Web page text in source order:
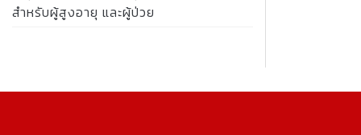
สำหรับผู้สูงอายุ และผู้ป่วย